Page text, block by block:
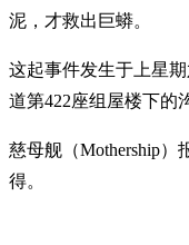
泥，才救出巨蟒。
这起事件发生于上星
道第422座组屋楼下的
慈母舰（Mothership
得。